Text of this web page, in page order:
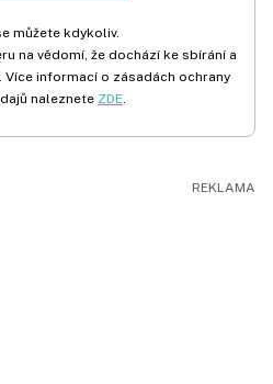
můžete kdykoliv.
na vědomí, že dochází ke sbírání a
informací o zásadách ochrany
naleznete ZDE